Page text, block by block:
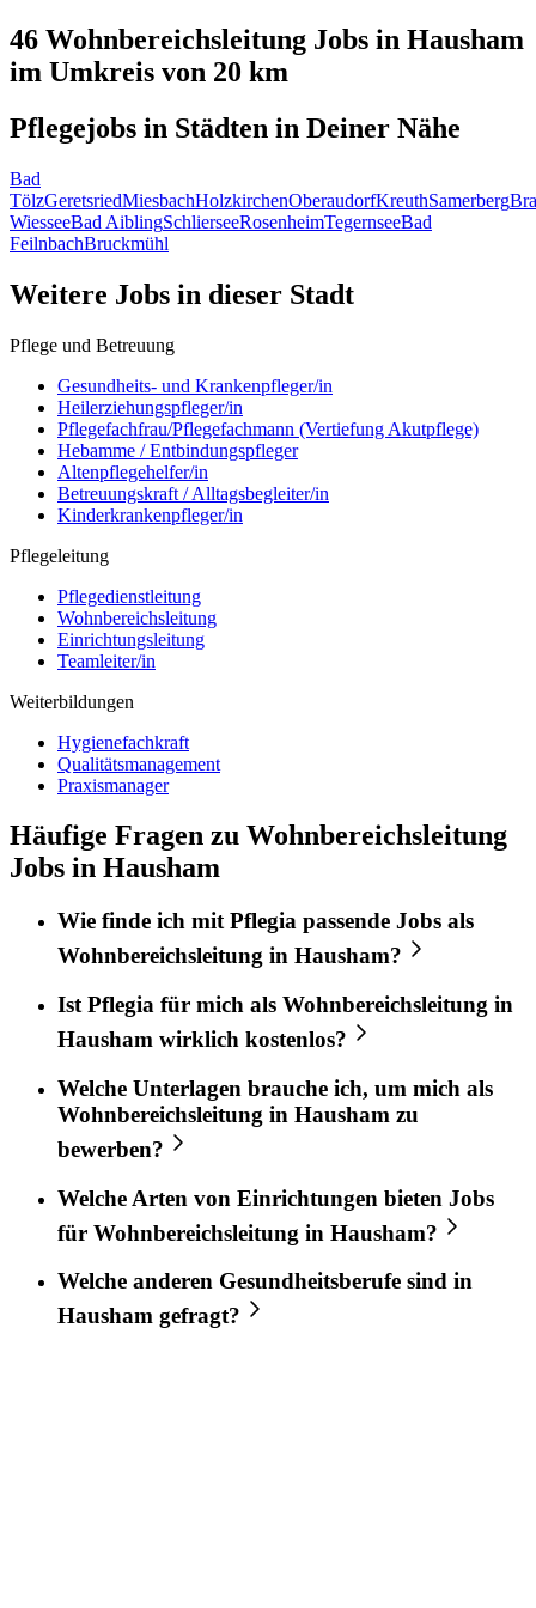
46 Wohnbereichsleitung Jobs in Hausham
im Umkreis von 20 km
Pflegejobs in Städten in Deiner Nähe
Bad
TölzGeretsriedMiesbachHolzkirchenOberaudorfKreuthSamerberg
WiesseeBad AiblingSchlierseeRosenheimTegernseeBad
FeilnbachBruckmühl
Weitere Jobs in dieser Stadt
Pflege und Betreuung
Gesundheits- und Krankenpfleger/in
Heilerziehungspfleger/in
Pflegefachfrau/Pflegefachmann (Vertiefung Akutpflege)
Hebamme / Entbindungspfleger
Altenpflegehelfer/in
Betreuungskraft / Alltagsbegleiter/in
Kinderkrankenpfleger/in
Pflegeleitung
Pflegedienstleitung
Wohnbereichsleitung
Einrichtungsleitung
Teamleiter/in
Weiterbildungen
Hygienefachkraft
Qualitätsmanagement
Praxismanager
Häufige Fragen zu Wohnbereichsleitung
Jobs in Hausham
Wie finde ich mitPflegia passende Jobs als
Wohnbereichsleitung in Hausham?
Ist Pflegia für mich als Wohnbereichsleitung in
Hausham wirklich kostenlos?
Welche Unterlagen brauche ich, um mich als
Wohnbereichsleitung in Hausham zu
bewerben?
Welche Arten von Einrichtungen bieten Jobs
für Wohnbereichsleitung in Hausham?
Welche anderen Gesundheitsberufe sind in
Hausham gefragt?